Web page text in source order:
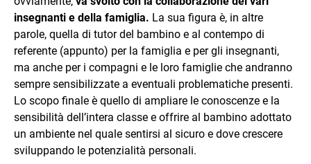
insegnanti e della famiglia. La sua figura è, in altre
parole, quella di tutor del bambino e al contempo di
referente (appunto) per la famiglia e per gli insegnanti,
ma anche per i compagni e le loro famiglie che andranno
sempre sensibilizzate a eventuali problematiche presenti.
Lo scopo finale è quello di ampliare le conoscenze e la
sensibilità dell’intera classe e offrire al bambino adottato
un ambiente nel quale sentirsi al sicuro e dove crescere
sviluppando le potenzialità personali.